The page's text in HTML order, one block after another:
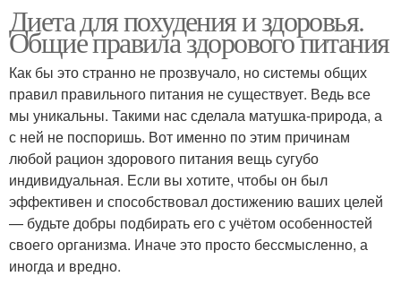
Диета для похудения и здоровья.
Общие правила здорового питания
Как бы это странно не прозвучало, но системы общих
правил правильного питания не существует. Ведь все
мы уникальны. Такими нас сделала матушка-природа, а
с ней не поспоришь. Вот именно по этим причинам
любой рацион здорового питания вещь сугубо
индивидуальная. Если вы хотите, чтобы он был
эффективен и способствовал достижению ваших целей
— будьте добры подбирать его с учётом особенностей
своего организма. Иначе это просто бессмысленно, а
иногда и вредно.